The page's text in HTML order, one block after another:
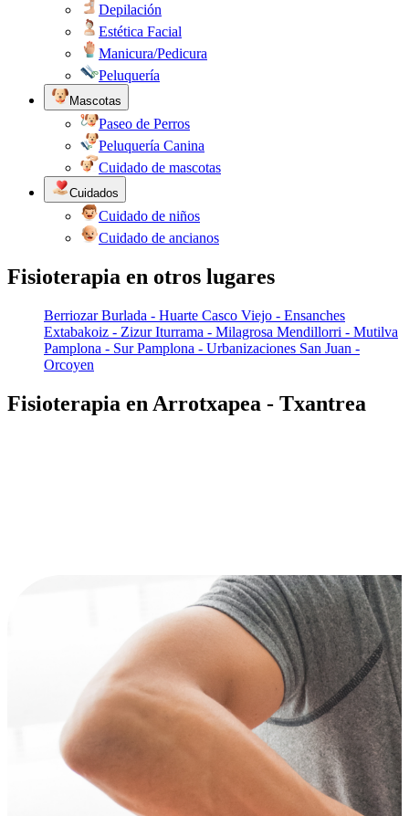
Depilación
Estética Facial
Manicura/Pedicura
Peluquería
Mascotas
Paseo de Perros
Peluquería Canina
Cuidado de mascotas
Cuidados
Cuidado de niños
Cuidado de ancianos
Fisioterapia en otros lugares
Berriozar Burlada - Huarte Casco Viejo - Ensanches
Extabakoiz - Zizur Iturrama - Milagrosa Mendillorri - Mutilva
Pamplona - Sur Pamplona - Urbanizaciones San Juan -
Orcoyen
Fisioterapia en Arrotxapea - Txantrea